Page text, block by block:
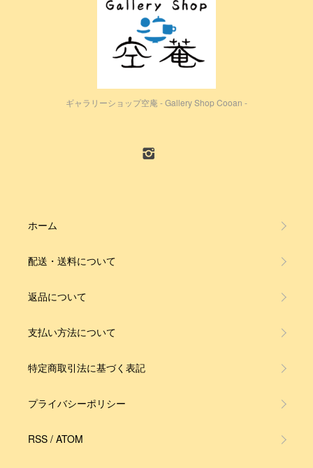
ギャラリーショップ空庵 - Gallery Shop Cooan -
ホーム
配送・送料について
返品について
支払い方法について
特定商取引法に基づく表記
プライバシーポリシー
RSS / ATOM